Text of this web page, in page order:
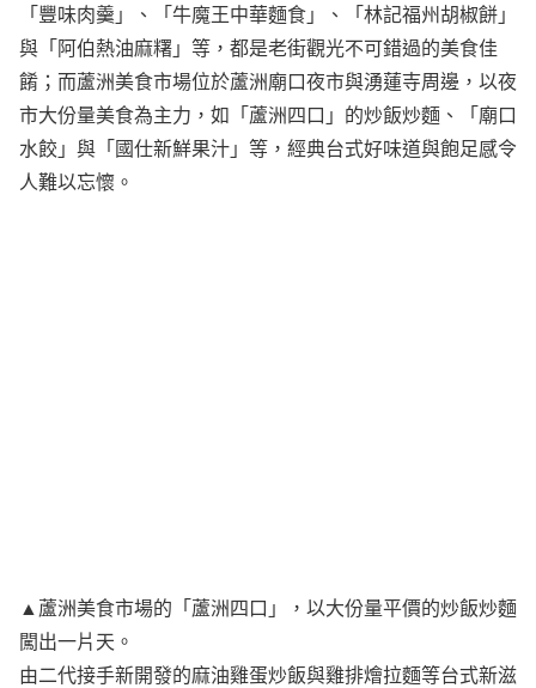
「豐味肉羹」、「牛魔王中華麵食」、「林記福州胡椒餅」
與「阿伯熱油麻糬」等，都是老街觀光不可錯過的美食佳
餚；而蘆洲美食市場位於蘆洲廟口夜市與湧蓮寺周邊，以夜
市大份量美食為主力，如「蘆洲四口」的炒飯炒麵、「廟口
水餃」與「國仕新鮮果汁」等，經典台式好味道與飽足感令
人難以忘懷。
▲蘆洲美食市場的「蘆洲四口」，以大份量平價的炒飯炒麵
闖出一片天。
由二代接手新開發的麻油雞蛋炒飯與雞排燴拉麵等台式新滋